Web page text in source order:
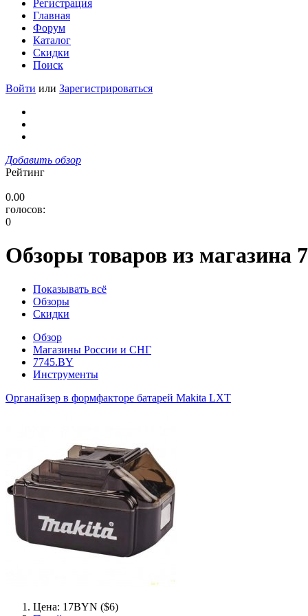
Регистрация
Главная
Форум
Каталог
Скидки
Поиск
Войти или Зарегистрироваться
Добавить обзор
Рейтинг
0.00
голосов:
0
Обзоры товаров из магазина
Показывать всё
Обзоры
Скидки
Обзор
Магазины России и СНГ
7745.BY
Инструменты
Органайзер в формфакторе батарей Makita LXT
Цена: 17BYN ($6)